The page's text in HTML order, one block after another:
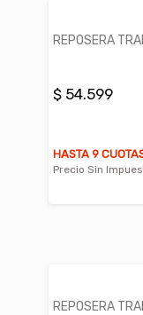
REPOSERA
$ 54.599
HASTA 9
Precio Sin
REPOSERA